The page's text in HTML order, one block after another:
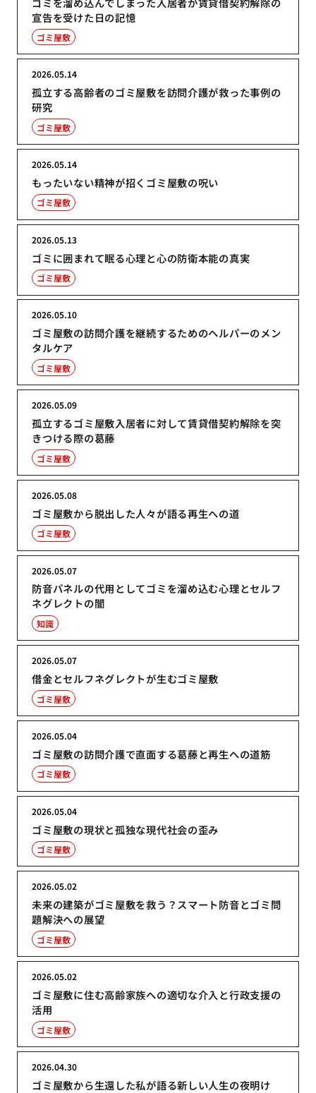
宣告を受けた日の記憶
ゴミ屋敷
孤立する高齢者のゴミ屋敷を訪問介護が救った事例の
研究
2026.05.14
ゴミ屋敷
もったいない精神が招くゴミ屋敷の呪い
2026.05.14
ゴミ屋敷
ゴミに囲まれて眠る心理と心の防衛本能の真実
2026.05.13
ゴミ屋敷
ゴミ屋敷の訪問介護を継続するためのヘルパーのメン
タルケア
2026.05.10
ゴミ屋敷
孤立するゴミ屋敷入居者に対して賃貸借契約解除を突
きつける際の葛藤
2026.05.09
ゴミ屋敷
ゴミ屋敷から脱出した人々が語る再生への道
2026.05.08
ゴミ屋敷
防音パネルの代用としてゴミを溜め込む心理とセルフ
ネグレクトの闇
2026.05.07
知識
借金とセルフネグレクトが生むゴミ屋敷
2026.05.07
ゴミ屋敷
ゴミ屋敷の訪問介護で直面する葛藤と再生への道筋
2026.05.04
ゴミ屋敷
ゴミ屋敷の現状と孤独な現代社会の歪み
2026.05.04
ゴミ屋敷
未来の建築がゴミ屋敷を救う？スマート防音とゴミ問
題解決への展望
2026.05.02
ゴミ屋敷
ゴミ屋敷に住む高齢家族への適切な介入と行政支援の
活用
2026.05.02
ゴミ屋敷
ゴミ屋敷から生還した私が語る新しい人生の夜明け
2026.04.30